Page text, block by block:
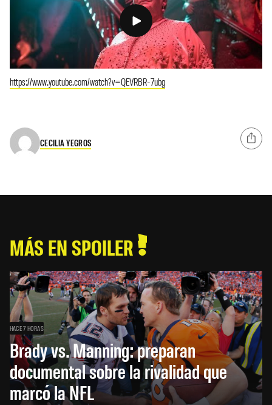
https://www.youtube.com/watch?v=QEVRBR-7ubg
CECILIA YEGROS
MÁS EN SPOILER
HACE 7 HORAS
Brady vs. Manning: preparan
documental sobre la rivalidad que
marcó la NFL